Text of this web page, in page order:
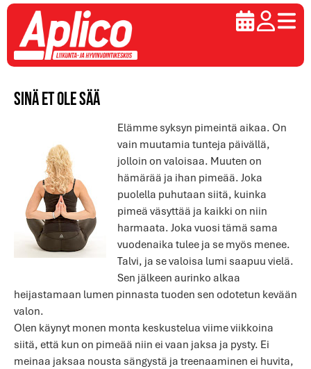
Sinä et ole sää
Elämme syksyn pimeintä aikaa. On
vain muutamia tunteja päivällä,
jolloin on valoisaa. Muuten on
hämärää ja ihan pimeää. Joka
puolella puhutaan siitä, kuinka
pimeä väsyttää ja kaikki on niin
harmaata. Joka vuosi tämä sama
vuodenaika tulee ja se myös menee.
Talvi, ja se valoisa lumi saapuu vielä.
Sen jälkeen aurinko alkaa
heijastamaan lumen pinnasta tuoden sen odotetun kevään
valon.
Olen käynyt monen monta keskustelua viime viikkoina
siitä, että kun on pimeää niin ei vaan jaksa ja pysty. Ei
meinaa jaksaa nousta sängystä ja treenaaminen ei huvita,